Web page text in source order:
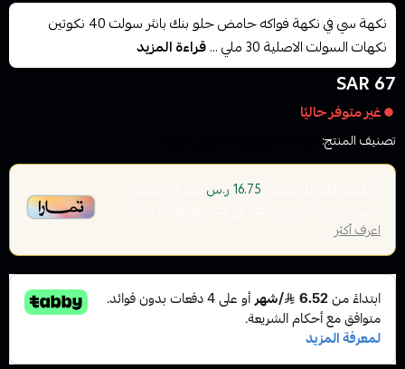
نكهة سي في نكهة فواكه حامض حلو بنك بانثر سولت 40 نكوتين
نكهات السولت الاصلية 30 ملي ...
قراءة المزيد
67 SAR
غير متوفر حاليًا
تصنيف المنتج:
16.75 ر.س
اعرف أكثر